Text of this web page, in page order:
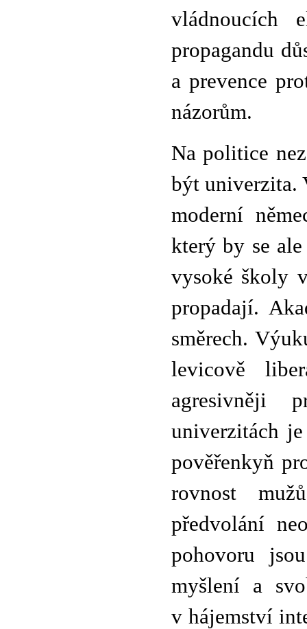
vládnoucích
propagandu
a prevence
názorům.
Na politice
být univerzita.
moderní
který by se
vysoké školy
propadají.
směrech.
levicově
agresivněji
univerzitách
pověřenkyň
rovnost
předvolání
pohovoru
myšlení a
v hájemství